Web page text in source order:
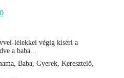
lélekkel végig kíséri a
a baba...
Baba, Gyerek, Keresztelő,